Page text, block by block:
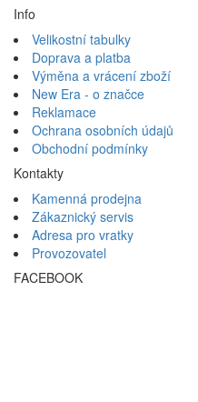
Info
Velikostní tabulky
Doprava a platba
Výměna a vrácení zboží
New Era - o značce
Reklamace
Ochrana osobních údajů
Obchodní podmínky
Kontakty
Kamenná prodejna
Zákaznický servis
Adresa pro vratky
Provozovatel
FACEBOOK